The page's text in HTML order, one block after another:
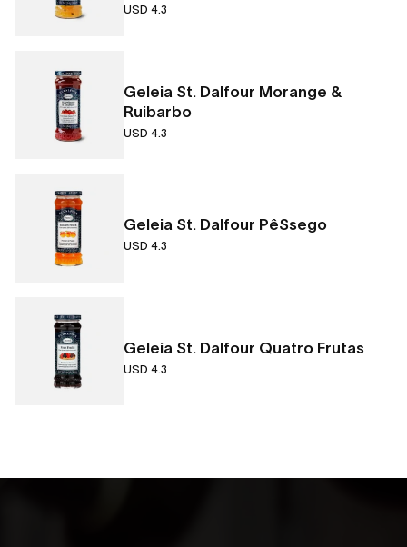
USD 4.3
Geleia St. Dalfour Morange &
Ruibarbo
USD 4.3
Geleia St. Dalfour PêSsego
USD 4.3
Geleia St. Dalfour Quatro Frutas
USD 4.3